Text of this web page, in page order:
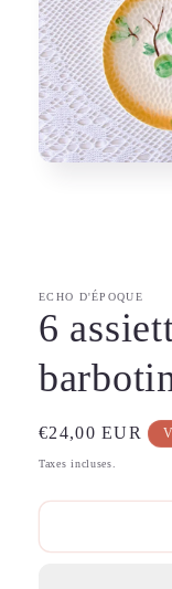
ECHO D'ÉPOQUE
6
Prix
habituel
€24,00 EUR
Taxes incluses.